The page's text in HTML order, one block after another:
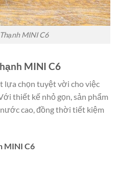
MINI C6
MINI C6
lựa chọn tuyệt vời cho việc
thiết kế nhỏ gọn, sản phẩm
cao, đồng thời tiết kiệm
MINI C6